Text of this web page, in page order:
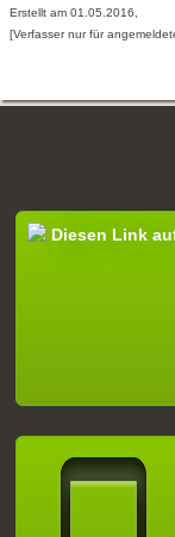
Erstellt am 01.05.2016,
[Verfasser nur für
Diesen Link